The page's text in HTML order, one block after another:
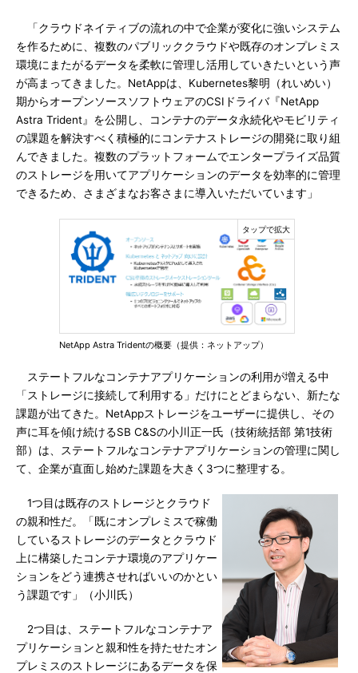
「クラウドネイティブの流れの中で企業が変化に強いシステム
を作るために、複数のパブリッククラウドや既存のオンプレミス
環境にまたがるデータを柔軟に管理し活用していきたいという声
が高まってきました。NetAppは、Kubernetes黎明（れいめい）
期からオープンソースソフトウェアのCSIドライバ『NetApp
Astra Trident』を公開し、コンテナのデータ永続化やモビリティ
の課題を解決すべく積極的にコンテナストレージの開発に取り組
んできました。複数のプラットフォームでエンタープライズ品質
のストレージを用いてアプリケーションのデータを効率的に管理
できるため、さまざまなお客さまに導入いただいています」
NetApp Astra Tridentの概要（提供：ネットアップ）
ステートフルなコンテナアプリケーションの利用が増える中
「ストレージに接続して利用する」だけにとどまらない、新たな
課題が出てきた。NetAppストレージをユーザーに提供し、その
声に耳を傾け続けるSB C&Sの小川正一氏（技術統括部 第1技術
部）は、ステートフルなコンテナアプリケーションの管理に関し
て、企業が直面し始めた課題を大きく3つに整理する。
1つ目は既存のストレージとクラウド
の親和性だ。「既にオンプレミスで稼働
しているストレージのデータとクラウド
上に構築したコンテナ環境のアプリケー
ションをどう連携させればいいのかとい
う課題です」（小川氏）
2つ目は、ステートフルなコンテナア
プリケーションと親和性を持たせたオン
プレミスのストレージにあるデータを保